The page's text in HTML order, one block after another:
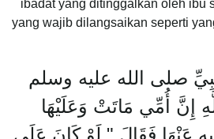
ibadat yang ditinggalkan oleh ibu
yang wajib dilangsaikan seperti
صلى الله عليه وسلم
إِنَّ أُمِّي مَاتَتْ وَعَلَيْهَا
عَنْهَا فَقَالَ ‏"‏ لَوْ كَانَ عَلَى